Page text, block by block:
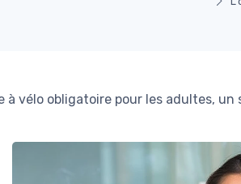
à vélo obligatoire pour les adultes,